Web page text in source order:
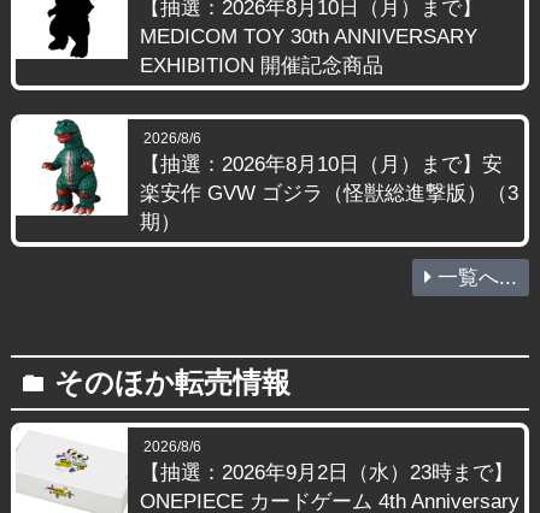
【抽選：2026年8月10日（月）まで】
MEDICOM TOY 30th ANNIVERSARY
EXHIBITION 開催記念商品
2026/8/6
【抽選：2026年8月10日（月）まで】安
楽安作 GVW ゴジラ（怪獣総進撃版）（3
期）
一覧へ...
folder そのほか転売情報
2026/8/6
【抽選：2026年9月2日（水）23時まで】
ONEPIECE カードゲーム 4th Anniversary